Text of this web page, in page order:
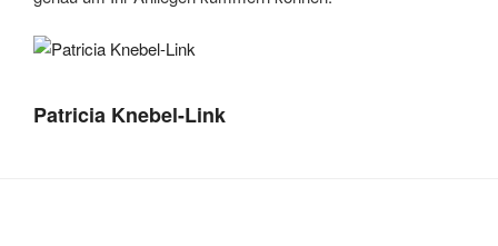
Patricia Knebel-Link